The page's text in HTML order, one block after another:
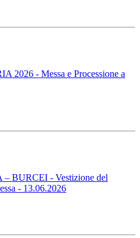
2026 - Messa e Processione a
BURCEI - Vestizione del
- 13.06.2026